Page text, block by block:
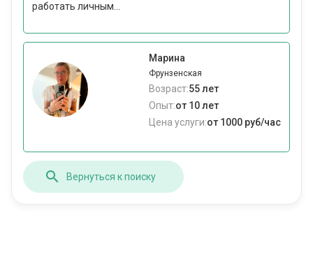
работать личным...
Марина
Фрунзенская
Возраст:55 лет
Опыт:от 10 лет
Цена услуги:от 1000 руб/час
Вернуться к поиску